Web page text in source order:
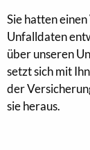
Sie hatten
Unfalldaten
über unseren
setzt sich mit
der
sie heraus.